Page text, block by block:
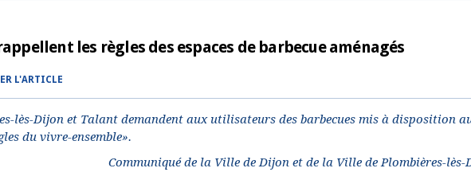
les règles des espaces de barbecue aménagés
L'ARTICLE
lès-Dijon et Talant demandent aux utilisateurs des barbecues mis à disposition
du vivre-ensemble».
Communiqué de la Ville de Dijon et de la Ville de Plombières-lès-